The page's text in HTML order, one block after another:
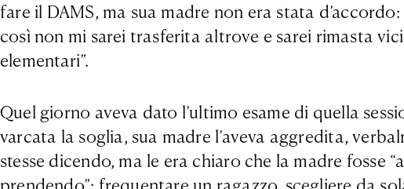
fare il DAMS, ma sua madre non era stata
così non mi sarei trasferita altrove e sarei rimasta
elementari”.
Quel giorno aveva dato l’ultimo esame di quella
varcata la soglia, sua madre l’aveva aggredita,
stesse dicendo, ma le era chiaro che la madre